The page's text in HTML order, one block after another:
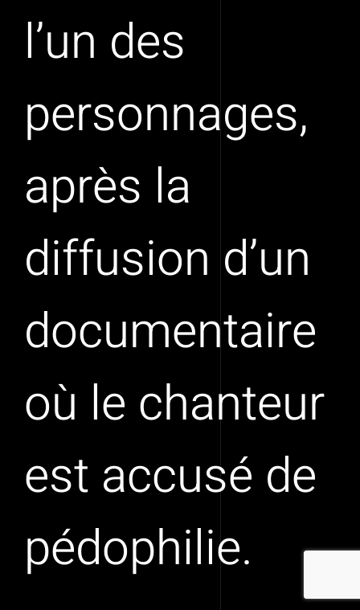
l’un des
personnages,
après la
diffusion d’un
documentaire
où le chanteur
est accusé de
pédophilie.